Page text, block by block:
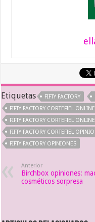
Etiquetas FIFTY FACTORY
FIFTY FACTORY CORTEFIEL ONLINE
FIFTY FACTORY CORTEFIEL
FIFTY FACTORY CORTEFIEL
FIFTY FACTORY OPINIONES
Anterior
Birchbox opiniones:
cosméticos sorpresa